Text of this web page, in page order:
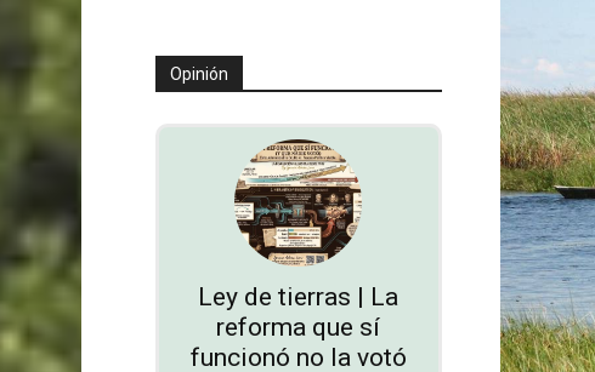
Opinión
Ley de tierras | La
reforma que sí
funcionó no la votó